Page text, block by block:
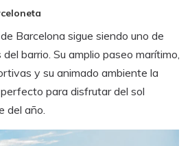
Barcelona sigue siendo uno de
barrio. Su amplio paseo marítimo,
y su animado ambiente la
para disfrutar del sol
del año.